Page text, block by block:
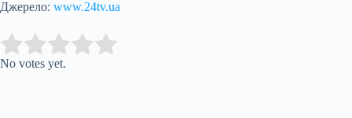
Джерело: www.24tv.ua
Rate this item:
No votes yet.